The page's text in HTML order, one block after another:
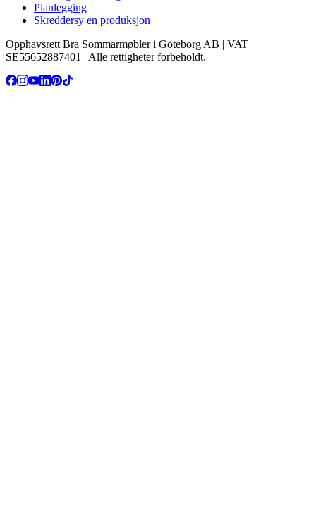
Planlegging
Skreddersy en produksjon
Opphavsrett Bra Sommarmøbler i Göteborg AB | VAT
SE55652887401 | Alle rettigheter forbeholdt.